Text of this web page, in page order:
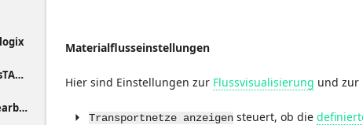
Benutzeroberfläche zu visTABLE®logix
Produktionsprogramm bearbeiten
Materialflusseinstellungen
Hier sind Einstellungen zur Flussvisualisierung und zur
Transportnetze anzeigen steuert, ob die